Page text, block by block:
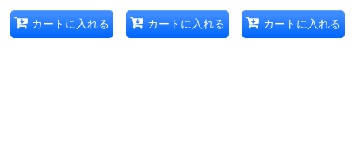
カートに入れる カートに入れる カートに入れる